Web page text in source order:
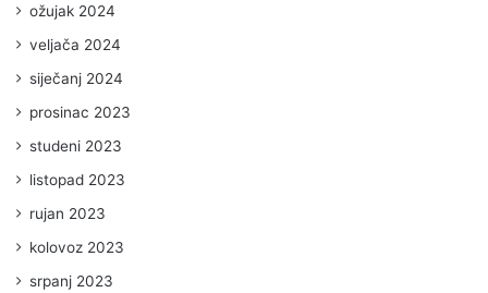
ožujak 2024
veljača 2024
siječanj 2024
prosinac 2023
studeni 2023
listopad 2023
rujan 2023
kolovoz 2023
srpanj 2023